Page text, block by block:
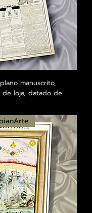
manuscrito,
de loja, datado de